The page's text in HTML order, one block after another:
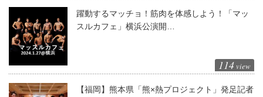
躍動するマッチョ！筋肉を体感しよう！「マッ
スルカフェ」横浜公演開…
114 view
【福岡】熊本県「熊×熱プロジェクト」発足記者